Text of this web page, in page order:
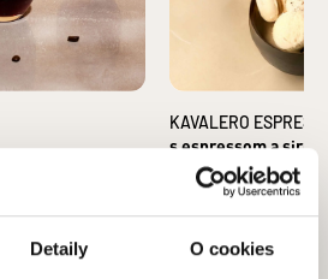
Detaily O cookies
KAVALERO
s espressom a